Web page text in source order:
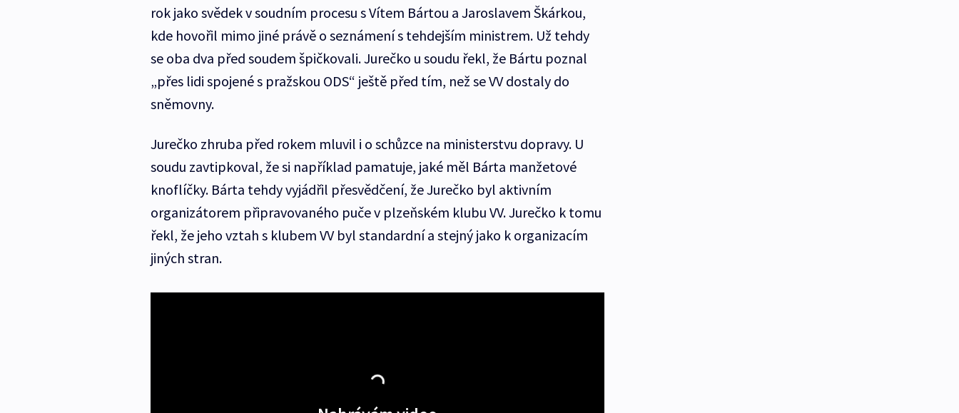
rok jako svědek v soudním procesu s Vítem Bártou a Jaroslavem Škárkou,
kde hovořil mimo jiné právě o seznámení s tehdejším ministrem. Už tehdy
se oba dva před soudem špičkovali. Jurečko u soudu řekl, že Bártu poznal
„přes lidi spojené s pražskou ODS“ ještě před tím, než se VV dostaly do
sněmovny.
Jurečko zhruba před rokem mluvil i o schůzce na ministerstvu dopravy. U
soudu zavtipkoval, že si například pamatuje, jaké měl Bárta manžetové
knoflíčky. Bárta tehdy vyjádřil přesvědčení, že Jurečko byl aktivním
organizátorem připravovaného puče v plzeňském klubu VV. Jurečko k tomu
řekl, že jeho vztah s klubem VV byl standardní a stejný jako k organizacím
jiných stran.